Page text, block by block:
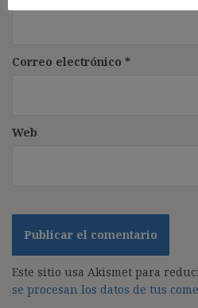
Correo electrónico *
Web
Este sitio usa Akismet para
se procesan los datos de tus